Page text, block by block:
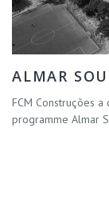
ALMAR
FCM Construções
programme Almar